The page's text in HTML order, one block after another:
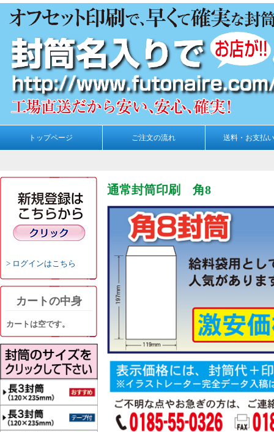
トップページ ご注文の流れ 送料・お支払
ログインはこちら
カートの中身
カートは空です。
通常封筒印刷 角8